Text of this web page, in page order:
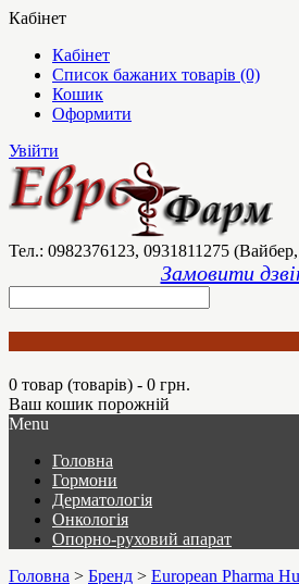
Кабінет
Кабінет
Список бажаних товарів (0)
Кошик
Оформити
Увійти
Тел.: 0982376123, 0931811275
Замовити
0 товар (товарів) - 0 грн.
Ваш кошик порожній
Menu
Головна
Гормони
Дерматологія
Онкологія
Опорно-руховий апарат
Головна > Бренд > European Pharma